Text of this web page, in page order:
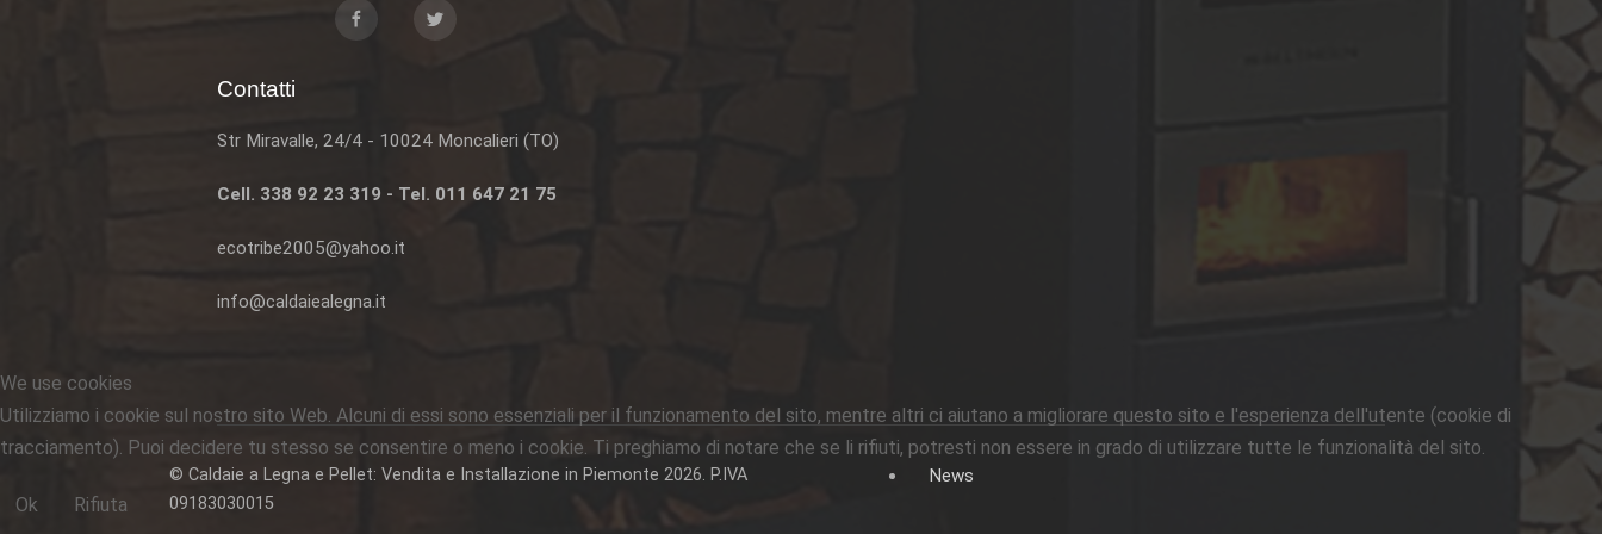
Contatti
Str Miravalle, 24/4 - 10024 Moncalieri (TO)
Cell. 338 92 23 319 - Tel. 011 647 21 75
ecotribe2005@yahoo.it
info@caldaiealegna.it
© Caldaie a Legna e Pellet: Vendita e Installazione in Piemonte 2026. P.IVA
09183030015
News
We use cookies
Utilizziamo i cookie sul nostro sito Web. Alcuni di essi sono essenziali per il funzionamento del sito, mentre altri ci aiutano a migliorare questo sito e l'esperienza dell'utente (cookie di
tracciamento). Puoi decidere tu stesso se consentire o meno i cookie. Ti preghiamo di notare che se li rifiuti, potresti non essere in grado di utilizzare tutte le funzionalità del sito.
Ok
Rifiuta